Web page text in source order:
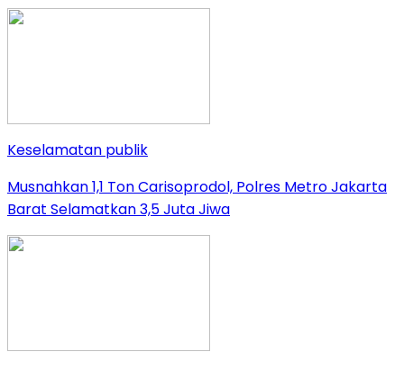
Keselamatan publik
Musnahkan 1,1 Ton Carisoprodol, Polres Metro Jakarta
Barat Selamatkan 3,5 Juta Jiwa